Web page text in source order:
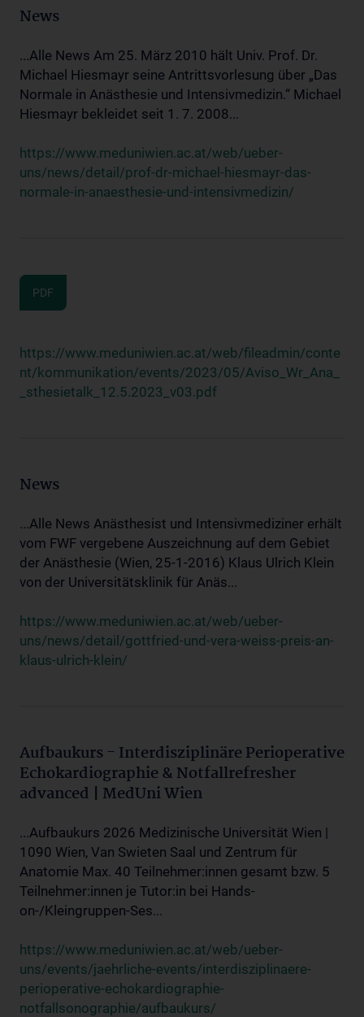
News
...Alle News Am 25. März 2010 hält Univ. Prof. Dr.
Michael Hiesmayr seine Antrittsvorlesung über „Das
Normale in Anästhesie und Intensivmedizin.“ Michael
Hiesmayr bekleidet seit 1. 7. 2008...
https://www.meduniwien.ac.at/web/ueber-
uns/news/detail/prof-dr-michael-hiesmayr-das-
normale-in-anaesthesie-und-intensivmedizin/
PDF
https://www.meduniwien.ac.at/web/fileadmin/conte
nt/kommunikation/events/2023/05/Aviso_Wr_Ana_
_sthesietalk_12.5.2023_v03.pdf
News
...Alle News Anästhesist und Intensivmediziner erhält
vom FWF vergebene Auszeichnung auf dem Gebiet
der Anästhesie (Wien, 25-1-2016) Klaus Ulrich Klein
von der Universitätsklinik für Anäs...
https://www.meduniwien.ac.at/web/ueber-
uns/news/detail/gottfried-und-vera-weiss-preis-an-
klaus-ulrich-klein/
Aufbaukurs - Interdisziplinäre Perioperative
Echokardiographie & Notfallrefresher
advanced | MedUni Wien
...Aufbaukurs 2026 Medizinische Universität Wien |
1090 Wien, Van Swieten Saal und Zentrum für
Anatomie Max. 40 Teilnehmer:innen gesamt bzw. 5
Teilnehmer:innen je Tutor:in bei Hands-
on-/Kleingruppen-Ses...
https://www.meduniwien.ac.at/web/ueber-
uns/events/jaehrliche-events/interdisziplinaere-
perioperative-echokardiographie-
notfallsonographie/aufbaukurs/